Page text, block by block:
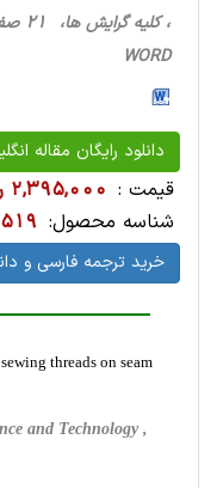
WORD
دانلود رایگان مقاله
قیمت : 2,395,000 ریال
شناسه محصول:
خرید ترجمه فارسی و
threads on seam
and Technology ,